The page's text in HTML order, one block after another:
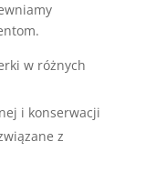
w różnych
i konserwacji
z